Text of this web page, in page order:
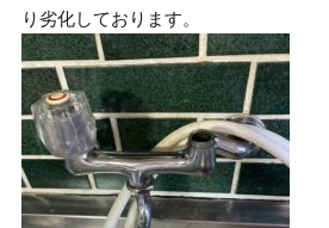
り劣化しております。